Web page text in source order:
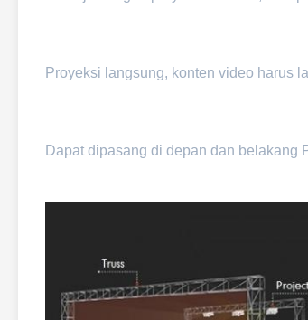
Proyeksi langsung, konten video harus
Dapat dipasang di depan dan belakang